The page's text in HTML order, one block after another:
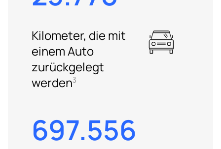
Kilometer, die mit
einem Auto
zurückgelegt
werden3
697.556